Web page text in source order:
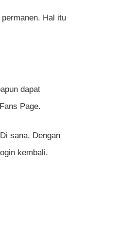
Hal itu
dapat
Page.
sana. Dengan
kembali.